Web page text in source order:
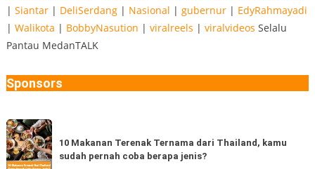
| Siantar| DeliSerdang| Nasional | gubernur| EdyRahmayadi
| Walikota | BobbyNasution | viralreels | viralvideos Selalu
Pantau MedanTALK
Sponsors
10
Makanan
Terenak
10 Makanan Terenak Ternama dari Thailand, kamu
sudah pernah coba berapa jenis?